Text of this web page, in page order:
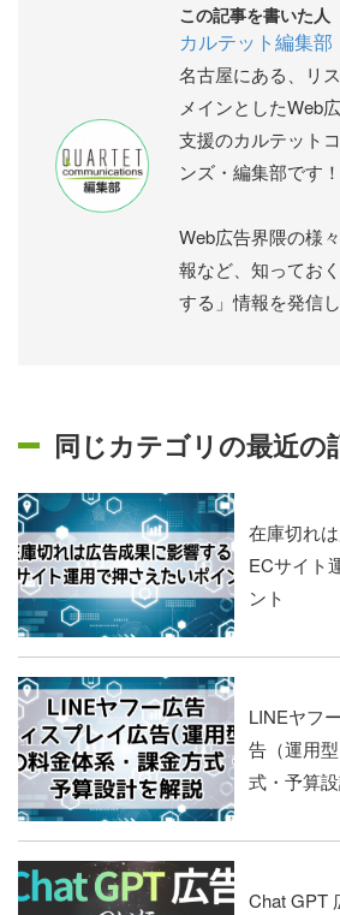
この記事を書いた人
カルテット編集部
名古屋にある、リ
メインとしたWeb
支援のカルテット
ンズ・編集部です！
Web広告界隈の様
報など、知ってお
する」情報を発信
同じカテゴリの最近の
在庫切れ
ECサイト
ント
LINEヤフ
告（運用
式・予算
Chat GPT